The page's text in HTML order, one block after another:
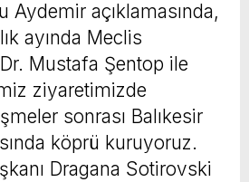
Aydemir açıklamasında,
ayında Meclis
Mustafa Şentop ile
ziyaretimizde
sonrası Balıkesir
köprü kuruyoruz.
Dragana Sotirovski